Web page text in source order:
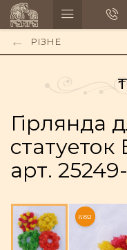
РІЗНЕ
Гірлянда
статуеток
арт. 25249-
NEW